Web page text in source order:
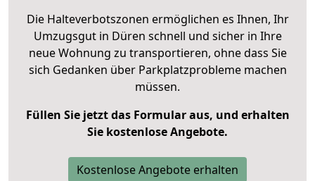
Die Halteverbotszonen ermöglichen es Ihnen, Ihr
Umzugsgut in Düren schnell und sicher in Ihre
neue Wohnung zu transportieren, ohne dass Sie
sich Gedanken über Parkplatzprobleme machen
müssen.
Füllen Sie jetzt das Formular aus, und erhalten
Sie kostenlose Angebote.
Kostenlose Angebote erhalten